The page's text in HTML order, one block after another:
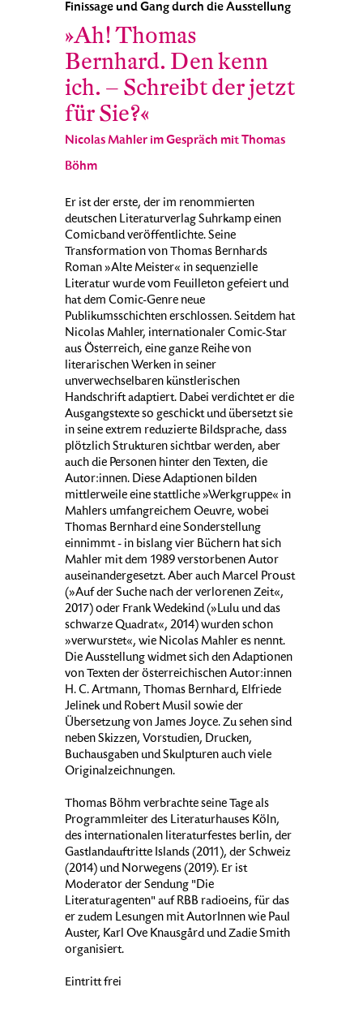
Finissage und Gang durch die Ausstellung
»Ah! Thomas
Bernhard. Den kenn
ich. – Schreibt der jetzt
für Sie?«
Nicolas Mahler im Gespräch mit Thomas
Böhm
Er ist der erste, der im renommierten
deutschen Literaturverlag Suhrkamp einen
Comicband veröffentlichte. Seine
Transformation von Thomas Bernhards
Roman »Alte Meister« in sequenzielle
Literatur wurde vom Feuilleton gefeiert und
hat dem Comic-Genre neue
Publikumsschichten erschlossen. Seitdem hat
Nicolas Mahler, internationaler Comic-Star
aus Österreich, eine ganze Reihe von
literarischen Werken in seiner
unverwechselbaren künstlerischen
Handschrift adaptiert. Dabei verdichtet er die
Ausgangstexte so geschickt und übersetzt sie
in seine extrem reduzierte Bildsprache, dass
plötzlich Strukturen sichtbar werden, aber
auch die Personen hinter den Texten, die
Autor:innen. Diese Adaptionen bilden
mittlerweile eine stattliche »Werkgruppe« in
Mahlers umfangreichem Oeuvre, wobei
Thomas Bernhard eine Sonderstellung
einnimmt - in bislang vier Büchern hat sich
Mahler mit dem 1989 verstorbenen Autor
auseinandergesetzt. Aber auch Marcel Proust
(»Auf der Suche nach der verlorenen Zeit«,
2017) oder Frank Wedekind (»Lulu und das
schwarze Quadrat«, 2014) wurden schon
»verwurstet«, wie Nicolas Mahler es nennt.
Die Ausstellung widmet sich den Adaptionen
von Texten der österreichischen Autor:innen
H. C. Artmann, Thomas Bernhard, Elfriede
Jelinek und Robert Musil sowie der
Übersetzung von James Joyce. Zu sehen sind
neben Skizzen, Vorstudien, Drucken,
Buchausgaben und Skulpturen auch viele
Originalzeichnungen.
Thomas Böhm verbrachte seine Tage als
Programmleiter des Literaturhauses Köln,
des internationalen literaturfestes berlin, der
Gastlandauftritte Islands (2011), der Schweiz
(2014) und Norwegens (2019). Er ist
Moderator der Sendung "Die
Literaturagenten" auf RBB radioeins, für das
er zudem Lesungen mit AutorInnen wie Paul
Auster, Karl Ove Knausgård und Zadie Smith
organisiert.
Eintritt frei